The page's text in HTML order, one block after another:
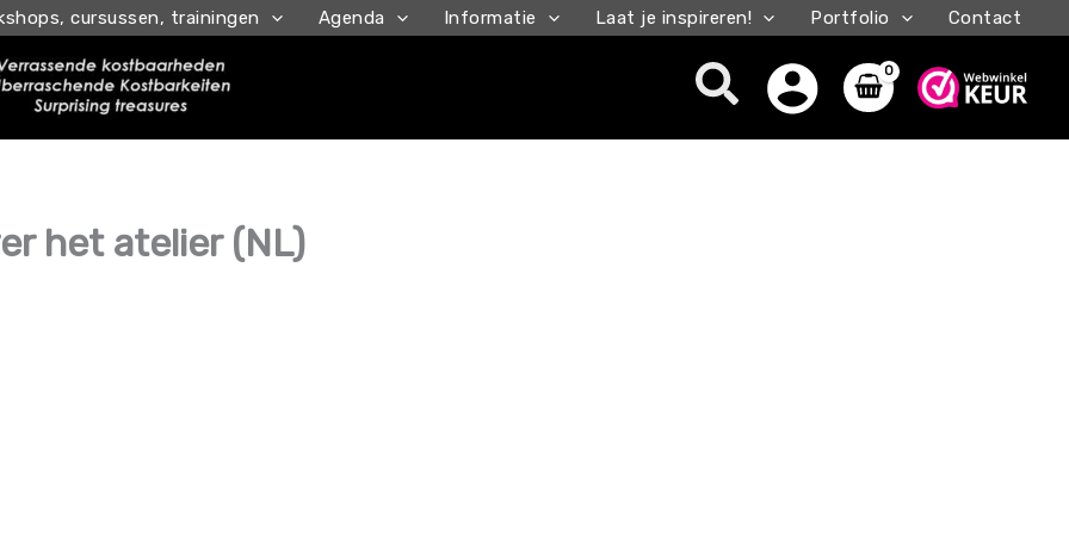
cursussen, trainingen Agenda Informatie Laat je inspireren! Portfolio Contact
Zoeken
het atelier (NL)